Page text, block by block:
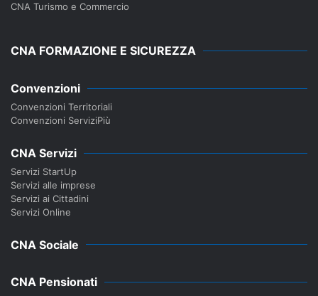
CNA Turismo e Commercio
CNA FORMAZIONE E SICUREZZA
Convenzioni
Convenzioni Territoriali
Convenzioni ServiziPiù
CNA Servizi
Servizi StartUp
Servizi alle imprese
Servizi ai Cittadini
Servizi Online
CNA Sociale
CNA Pensionati